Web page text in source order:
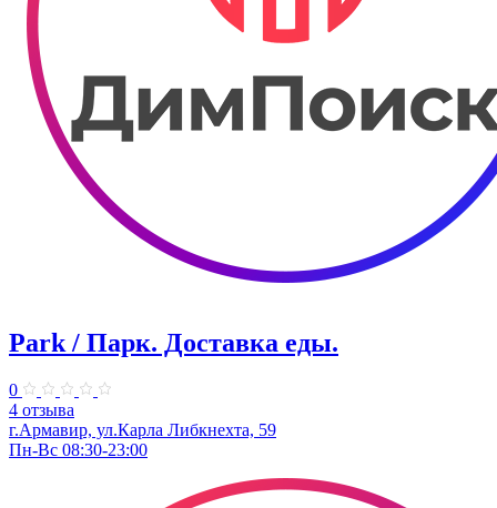
Park / Парк. Доставка еды.
0
4 отзыва
г.Армавир, ул.Карла Либкнехта, 59
Пн-Вс 08:30-23:00